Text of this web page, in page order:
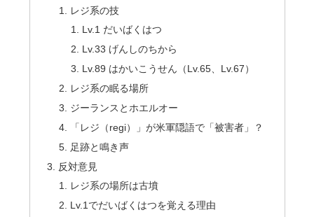
レジ系の技
Lv.1 だいばくはつ
Lv.33 げんしのちから
Lv.89 はかいこうせん（Lv.65、Lv.67）
レジ系の眠る場所
ジーランスとホエルオー
「レジ（regi）」が米軍隠語で「被害者」？
足跡と鳴き声
反対意見
レジ系の場所は古墳
Lv.1でだいばくはつを覚える理由